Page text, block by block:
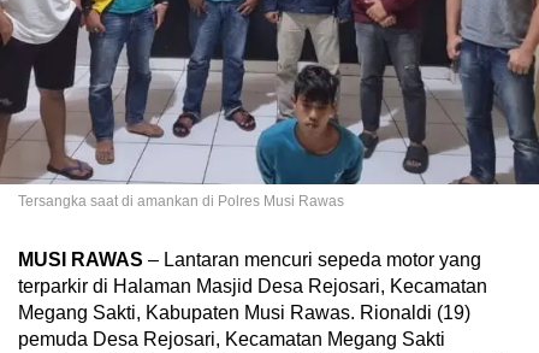
Tersangka saat di amankan di Polres Musi Rawas
MUSI RAWAS – Lantaran mencuri sepeda motor yang
terparkir di Halaman Masjid Desa Rejosari, Kecamatan
Megang Sakti, Kabupaten Musi Rawas. Rionaldi (19)
pemuda Desa Rejosari, Kecamatan Megang Sakti